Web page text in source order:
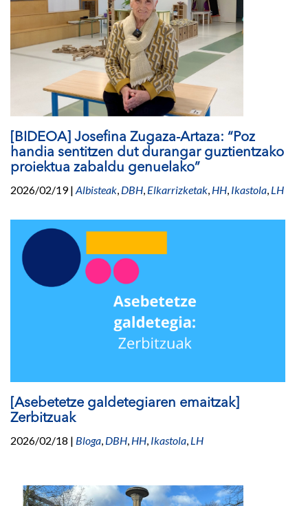
[BIDEOA] Josefina Zugaza-Artaza: “Poz
handia sentitzen dut durangar guztientzako
proiektua zabaldu genuelako”
2026/02/19| Albisteak, DBH, Elkarrizketak, HH, Ikastola, LH
[Asebetetze galdetegiaren emaitzak]
Zerbitzuak
2026/02/18 | Bloga, DBH, HH, Ikastola, LH